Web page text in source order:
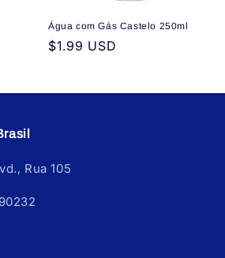
Água com Gás Castelo 250ml
Preço
$1.99 USD
Rua 105